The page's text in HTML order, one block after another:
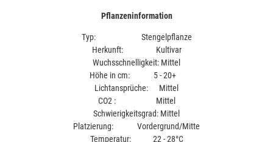
Pflanzeninformation
Typ: Stengelpflanze
Herkunft: Kultivar
Wuchsschnelligkeit: Mittel
Höhe in cm: 5 - 20+
Lichtansprüche: Mittel
CO2 : Mittel
Schwierigkeitsgrad: Mittel
Platzierung: Vordergrund/Mitte
Temperatur: 22 - 28°C